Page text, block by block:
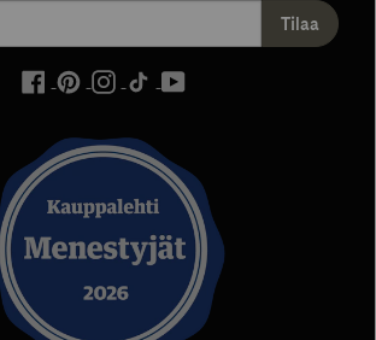
ulkoinen
avautuu
uuteen
välilehteen
ulkoinen
avautuu
uuteen
välilehteen
ulkoinen
avautuu
uuteen
välilehteen
ulkoinen
uuteen
välilehteen
välilehteen